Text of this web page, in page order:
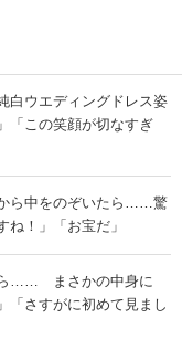
白ウエディングドレス姿
「この笑顔が切なすぎ
ら中をのぞいたら……驚
ね！」「お宝だ」
…… まさかの中身に
「さすがに初めて見まし